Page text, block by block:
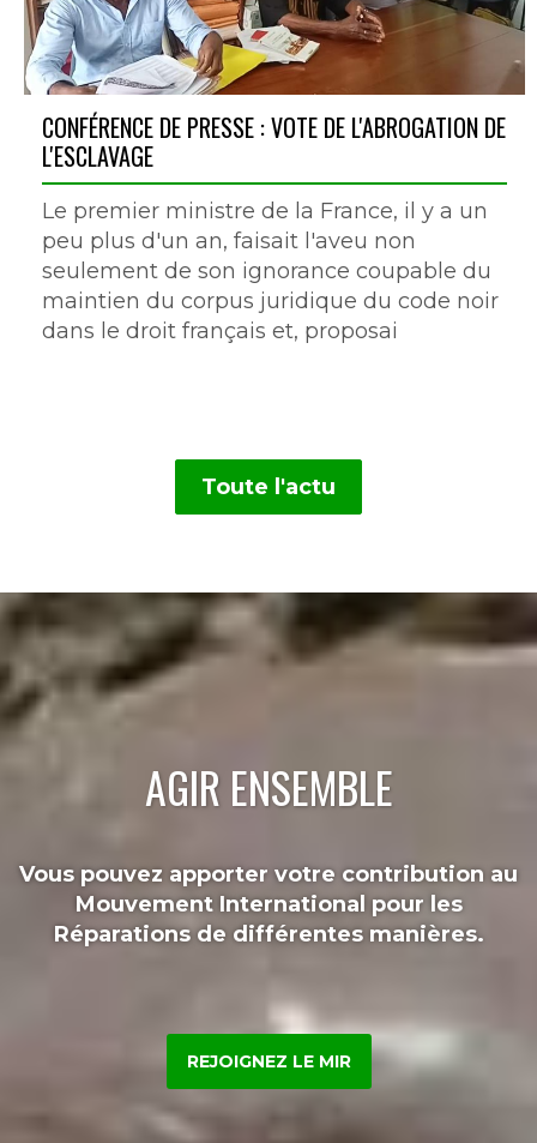
CONFÉRENCE DE PRESSE : VOTE DE L'ABROGATION DE
L'ESCLAVAGE
Le premier ministre de la France, il y a un
peu plus d'un an, faisait l'aveu non
seulement de son ignorance coupable du
maintien du corpus juridique du code noir
dans le droit français et, proposai
Toute l'actu
AGIR ENSEMBLE
Vous pouvez apporter votre contribution au
Mouvement International pour les
Réparations de différentes manières.
REJOIGNEZ LE MIR